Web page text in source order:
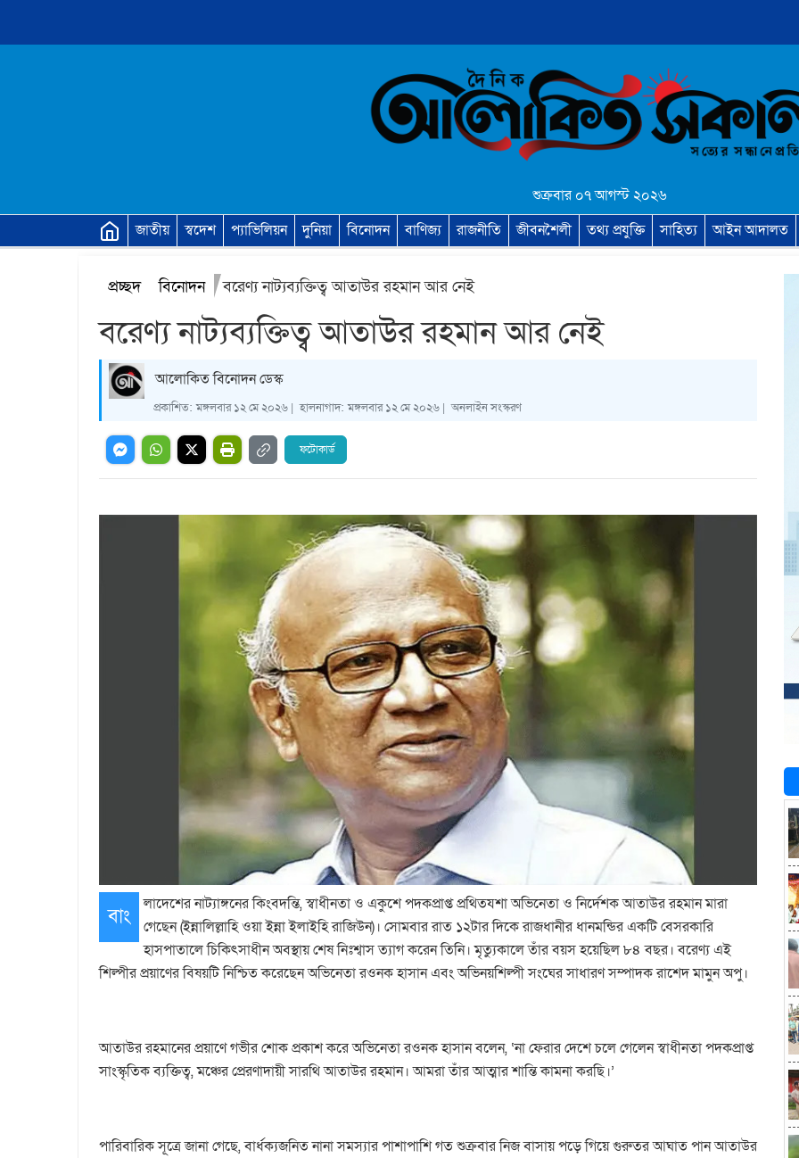
শুক্রবার ০৭ আগস্ট ২০২৬
জাতীয়
স্বদেশ প্যাভিলিয়ন দুনিয়া বিনোদন বাণিজ্য রাজনীতি জীবনশৈলী তথ্য প্রযুক্তি সাহিত্য আইন আদালত
প্রচ্ছদ বিনোদন বরেণ্য নাট্যব্যক্তিত্ব আতাউর রহমান আর নেই
বরেণ্য নাট্যব্যক্তিত্ব আতাউর রহমান আর নেই
আলোকিত বিনোদন ডেস্ক
প্রকাশিত: মঙ্গলবার ১২ মে ২০২৬ | হালনাগাদ: মঙ্গলবার ১২ মে ২০২৬ | অনলাইন সংস্করণ
ফটোকার্ড
বাং
লাদেশের নাট্যাঙ্গনের কিংবদন্তি, স্বাধীনতা ও একুশে পদকপ্রাপ্ত প্রথিতযশা অভিনেতা ও নির্দেশক আতাউর রহমান মারা
গেছেন (ইন্নালিল্লাহি ওয়া ইন্না ইলাইহি রাজিউন)। সোমবার রাত ১২টার দিকে রাজধানীর ধানমন্ডির একটি বেসরকারি
হাসপাতালে চিকিৎসাধীন অবস্থায় শেষ নিঃশ্বাস ত্যাগ করেন তিনি। মৃত্যুকালে তাঁর বয়স হয়েছিল ৮৪ বছর। বরেণ্য এই
শিল্পীর প্রয়াণের বিষয়টি নিশ্চিত করেছেন অভিনেতা রওনক হাসান এবং অভিনয়শিল্পী সংঘের সাধারণ সম্পাদক রাশেদ মামুন অপু।
আতাউর রহমানের প্রয়াণে গভীর শোক প্রকাশ করে অভিনেতা রওনক হাসান বলেন, ‘না ফেরার দেশে চলে গেলেন স্বাধীনতা পদকপ্রাপ্ত
সাংস্কৃতিক ব্যক্তিত্ব, মঞ্চের প্রেরণাদায়ী সারথি আতাউর রহমান। আমরা তাঁর আত্মার শান্তি কামনা করছি।’
পারিবারিক সূত্রে জানা গেছে, বার্ধক্যজনিত নানা সমস্যার পাশাপাশি গত শুক্রবার নিজ বাসায় পড়ে গিয়ে গুরুতর আঘাত পান আতাউর